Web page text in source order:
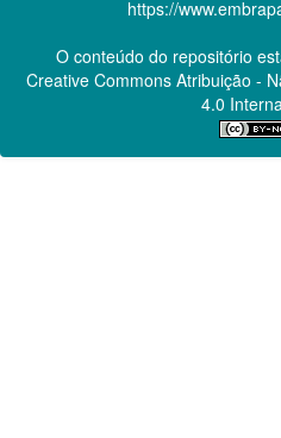
https://
O conteúdo do repositório
Creative CommonsAtribuição -
4.0